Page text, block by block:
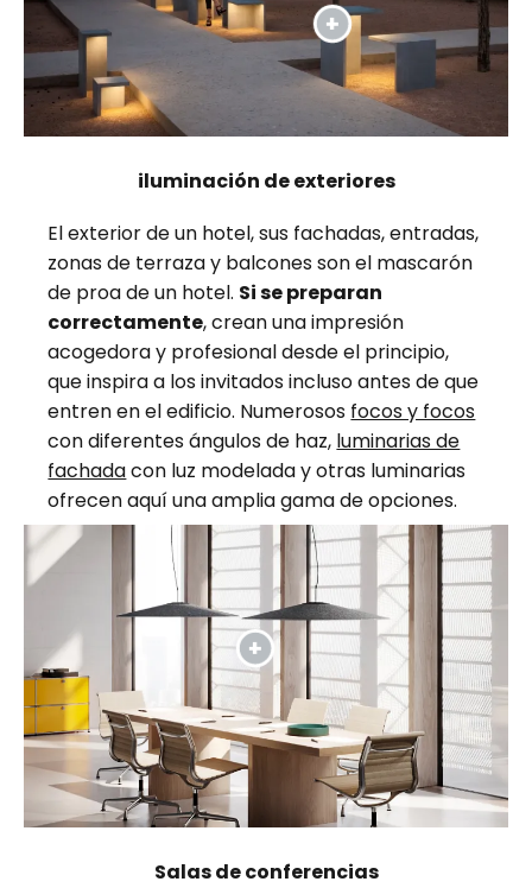
iluminación de exteriores
El exterior de un hotel, sus fachadas, entradas,
zonas de terraza y balcones son el mascarón
de proa de un hotel. Si se preparan
correctamente, crean una impresión
acogedora y profesional desde el principio,
que inspira a los invitados incluso antes de que
entren en el edificio. Numerosos focos y focos
con diferentes ángulos de haz, luminarias de
fachadacon luz modelada y otras luminarias
ofrecen aquí una amplia gama de opciones.
Salas de conferencias